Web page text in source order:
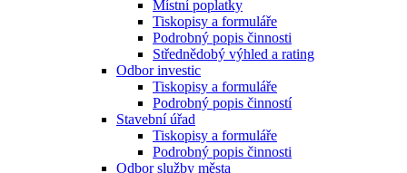
Místní poplatky
Tiskopisy a formuláře
Podrobný popis činnosti
Střednědobý výhled a rating
Odbor investic
Tiskopisy a formuláře
Podrobný popis činností
Stavební úřad
Tiskopisy a formuláře
Podrobný popis činnosti
Odbor služby města